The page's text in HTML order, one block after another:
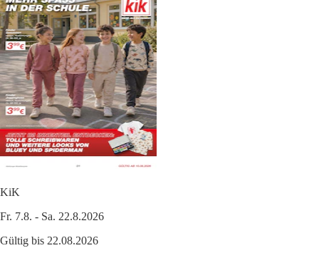
KiK
Fr. 7.8. - Sa. 22.8.2026
Gültig bis 22.08.2026